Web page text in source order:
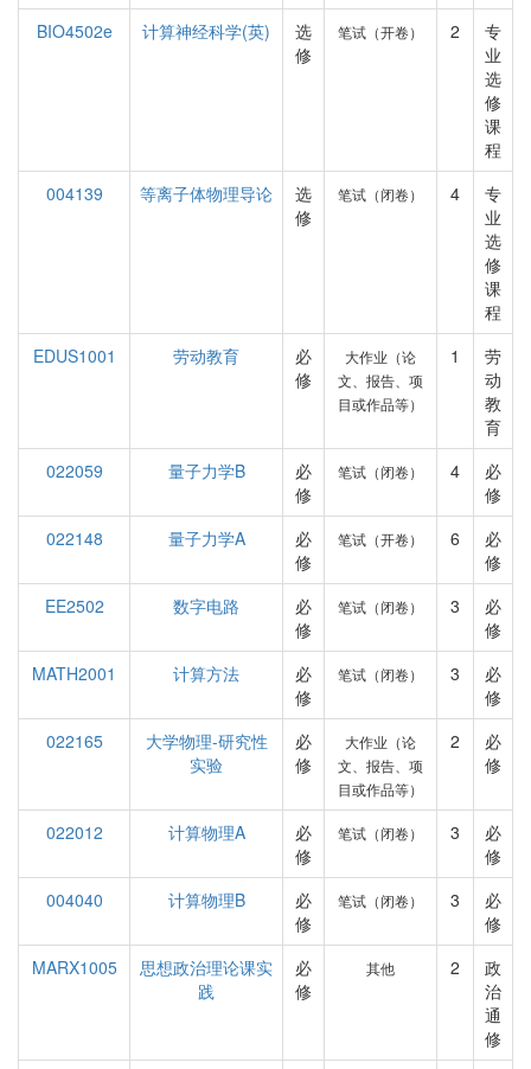
BIO4502e
计算神经科学(英)
选
修
笔试（开卷） 2
专
业
选
修
课
程
004139
等离子体物理导论
选
修
笔试（闭卷） 4
专
业
选
修
课
程
EDUS1001
劳动教育
必
修
大作业（论
文、报告、项
目或作品等）
1
劳
动
教
育
022059
量子力学B
必
修
笔试（闭卷） 4
必
修
022148
量子力学A
必
修
笔试（开卷） 6
必
修
EE2502
数字电路
必
修
笔试（闭卷） 3
必
修
MATH2001
计算方法
必
修
笔试（闭卷） 3
必
修
022165
大学物理-研究性
实验
必
修
大作业（论
文、报告、项
目或作品等）
2
必
修
022012 计算物理A
必
修
笔试（闭卷） 3
必
修
004040
计算物理B
必
修
笔试（闭卷） 3
必
修
MARX1005
思想政治理论课实
践
必
修
其他 2
政
治
通
修